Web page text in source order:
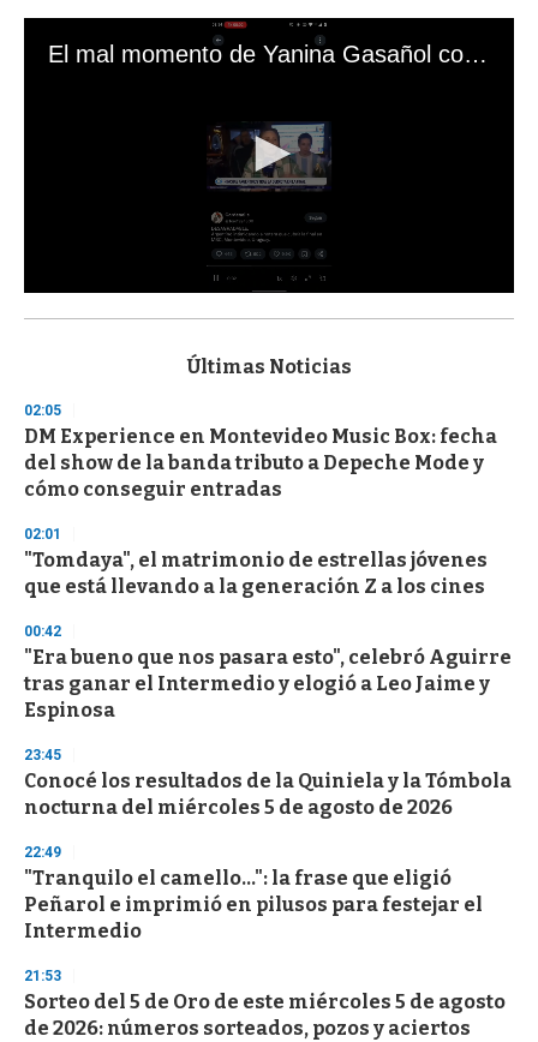
El mal momento de Yanina Gasañol con un hincha argentino en "Subrayado"
s
d
s
o
f
3
s
e
o
d
s
Últimas Noticias
02:05
DM Experience en Montevideo Music Box: fecha
del show de la banda tributo a Depeche Mode y
cómo conseguir entradas
02:01
"Tomdaya", el matrimonio de estrellas jóvenes
que está llevando a la generación Z a los cines
00:42
"Era bueno que nos pasara esto", celebró Aguirre
tras ganar el Intermedio y elogió a Leo Jaime y
Espinosa
23:45
Conocé los resultados de la Quiniela y la Tómbola
nocturna del miércoles 5 de agosto de 2026
22:49
"Tranquilo el camello...": la frase que eligió
Peñarol e imprimió en pilusos para festejar el
Intermedio
21:53
Sorteo del 5 de Oro de este miércoles 5 de agosto
de 2026: números sorteados, pozos y aciertos